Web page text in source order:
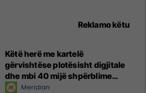
Reklamo këtu
Këtë herë me kartelë
gërvishtëse plotësisht digjitale
dhe mbi 40 mijë shpërblime
instant!Meridian